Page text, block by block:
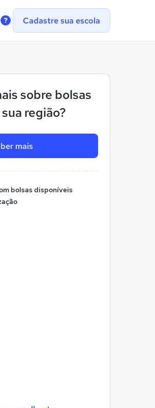
Contate-Cadastre sua escola
sobre bolsas
região?
mais
bolsas disponíveis